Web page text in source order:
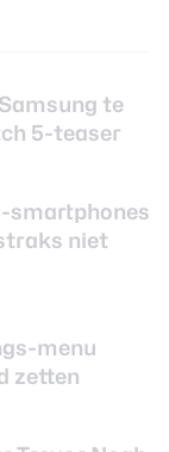
te
5-teaser
smartphones
niet
menu
zetten